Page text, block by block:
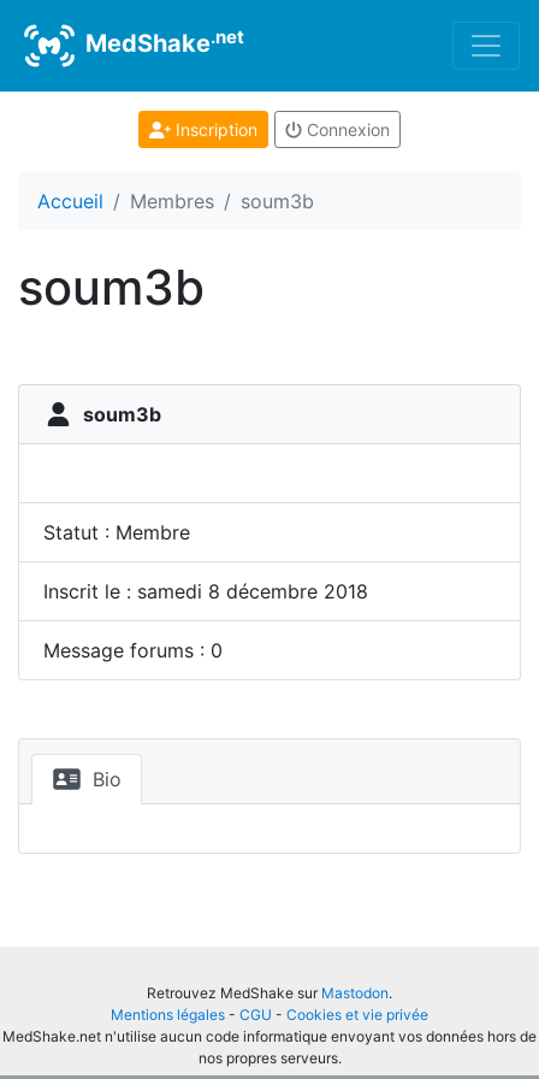
MedShake.net
Inscription Connexion
Accueil Membres soum3b
soum3b
soum3b
Statut : Membre
Inscrit le : samedi 8 décembre 2018
Message forums : 0
Bio
Retrouvez MedShake sur Mastodon.
Mentions légales - CGU - Cookies et vie privée
MedShake.net n'utilise aucun code informatique envoyant vos données hors de
nos propres serveurs.